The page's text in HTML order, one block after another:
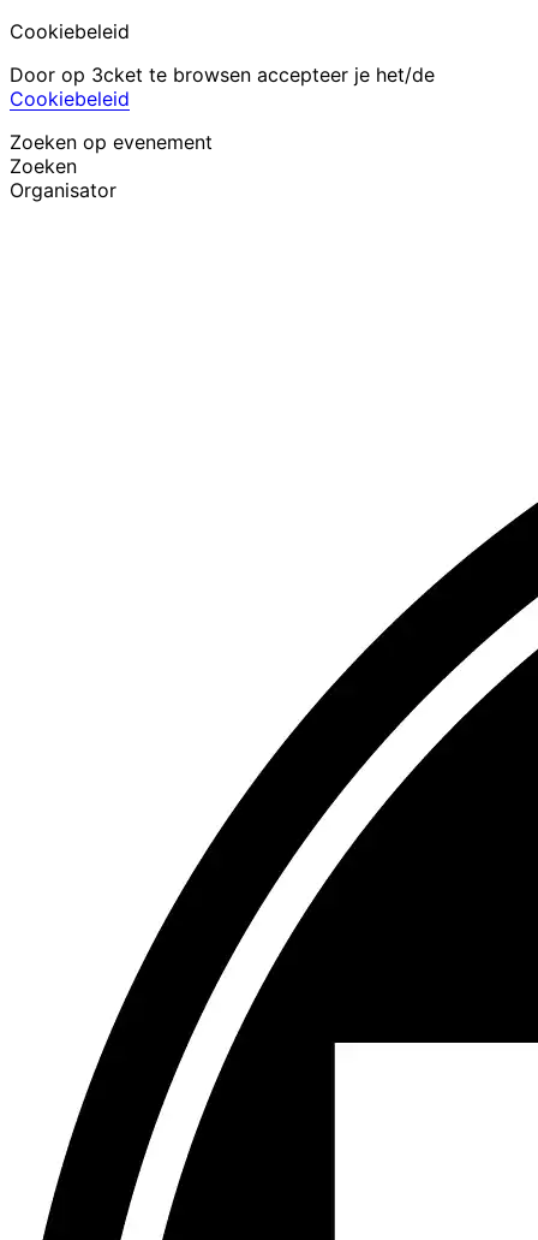
Cookiebeleid
Door op 3cket te browsen accepteer je het/de
Cookiebeleid
Zoeken op evenement
Zoeken
Organisator